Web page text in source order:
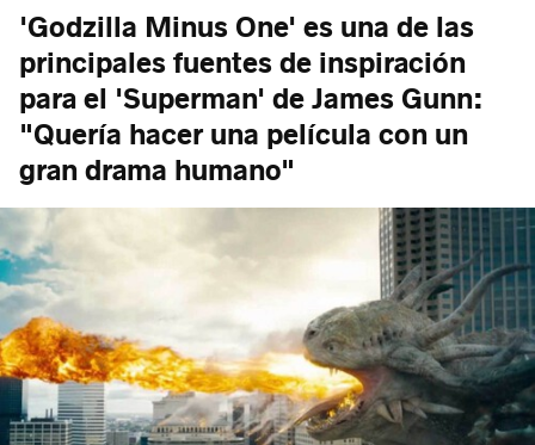
'Godzilla Minus One' es una de las
principales fuentes de inspiración
para el 'Superman' de James Gunn:
"Quería hacer una película con un
gran drama humano"